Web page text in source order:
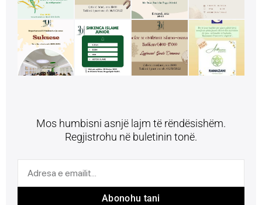
Mos humbisni asnjë lajm të rëndësishëm.
Regjistrohu në buletinin tonë.
Abonohu tani